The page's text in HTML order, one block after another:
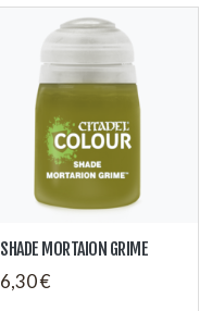
SHADE MORTAION GRIME
6,30 €